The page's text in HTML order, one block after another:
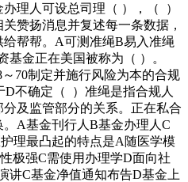
理人可设总司理（ ），（ ）
赞扬消息并复述每一条数据，
帮帮。A可测准绳B易入准绳
基金正在美国被称为（ ）。
～70制定并施行风险为本的合规
不确定（ ）准绳是指合规人
及监管部分的关系。正在私合
A基金刊行人B基金办理人C
理最凸起的特点是A随医学模
极强C需使用办理学D面向社
讲C基金净值通知布告D基金上